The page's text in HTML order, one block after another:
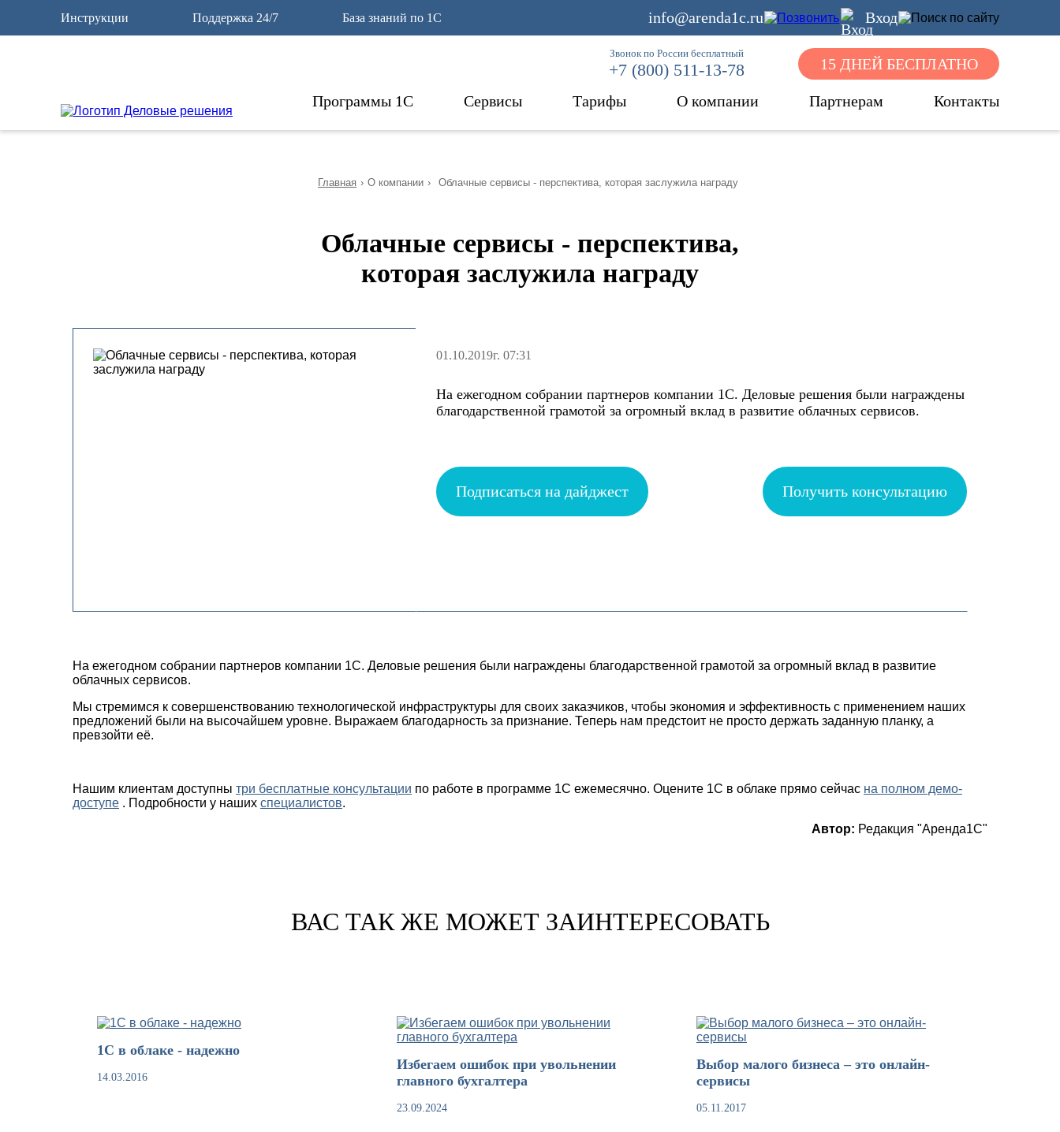
Инструкции Поддержка 24/7 База знаний по 1С info@arenda1c.ru Вход
Звонок по России бесплатный
+7 (800) 511-13-78 15 ДНЕЙ БЕСПЛАТНО
Программы 1С Сервисы Тарифы О компании Партнерам Контакты
Главная › О компании › Облачные сервисы - перспектива, которая заслужила награду
Облачные сервисы - перспектива,
которая заслужила награду
01.10.2019г. 07:31
На ежегодном собрании партнеров компании 1С. Деловые решения были награждены
благодарственной грамотой за огромный вклад в развитие облачных сервисов.
Подписаться на дайджест Получить консультацию
На ежегодном собрании партнеров компании 1С. Деловые решения были награждены благодарственной грамотой за огромный вклад в развитие
облачных сервисов.
Мы стремимся к совершенствованию технологической инфраструктуры для своих заказчиков, чтобы экономия и эффективность с применением наших
предложений были на высочайшем уровне. Выражаем благодарность за признание. Теперь нам предстоит не просто держать заданную планку, а
превзойти её.
Нашим клиентам доступны три бесплатные консультации по работе в программе 1С ежемесячно. Оцените 1С в облаке прямо сейчас на полном демо-
доступе . Подробности у наших специалистов.
Автор: Редакция "Аренда1С"
ВАС ТАК ЖЕ МОЖЕТ ЗАИНТЕРЕСОВАТЬ
1С в облаке - надежно
14.03.2016
Избегаем ошибок при увольнении
главного бухгалтера
23.09.2024
Выбор малого бизнеса – это онлайн-
сервисы
05.11.2017